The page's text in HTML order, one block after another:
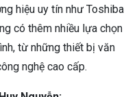
hiệu uy tín như Toshiba
có thêm nhiều lựa chọn
từ những thiết bị văn
nghệ cao cấp.